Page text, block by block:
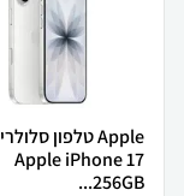
Apple טלפון סלולרי
Apple iPhone 17
256GB...